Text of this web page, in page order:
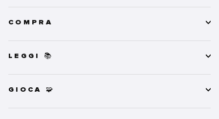
COMPRA
LEGGI 📚
GIOCA 🧩